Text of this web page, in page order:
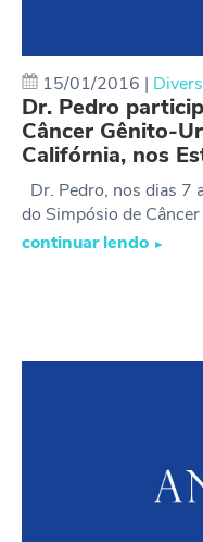
15/01/2016 |
Dr. Pedro
Câncer Gênito-
Califórnia, nos
Dr. Pedro, nos dias 7
do Simpósio de
continuar lendo ►